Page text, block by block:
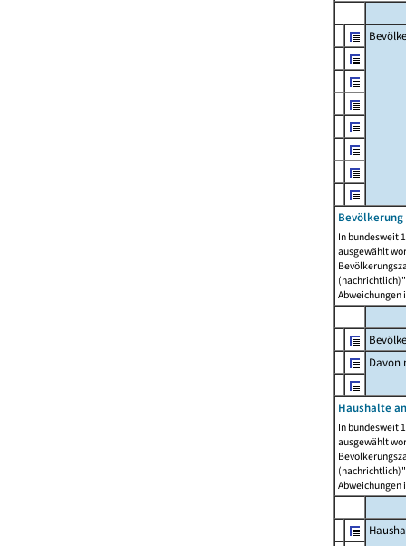
In bundesweit
ausgewählt
Abweichungen
Davon
Haushalte
In bundesweit
ausgewählt
Abweichungen